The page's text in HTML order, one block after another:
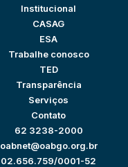
Institucional
CASAG
ESA
Trabalhe conosco
TED
Transparência
Serviços
Contato
62 3238-2000
oabnet@oabgo.org.br
02.656.759/0001-52